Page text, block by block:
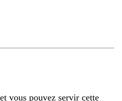
vous pouvez servir cette